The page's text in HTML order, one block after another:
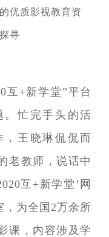
优质影视教育资
寻
互+新学堂”平台
。忙完手头的活
，王晓琳侃侃而
老教师，说话中
互+新学堂’网
，为全国2万余所
课，内容涉及学